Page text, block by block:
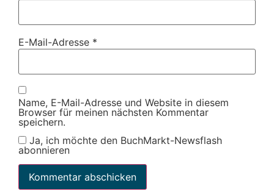
E-Mail-Adresse *
Name, E-Mail-Adresse und Website in diesem
Browser für meinen nächsten Kommentar
speichern.
Ja, ich möchte den BuchMarkt-Newsflash
abonnieren